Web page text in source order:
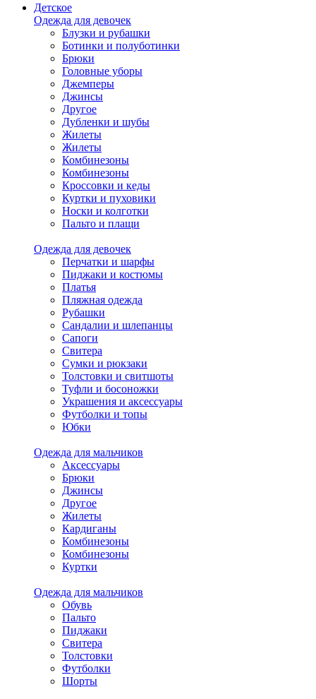
Детское
Одежда для девочек
Блузки и рубашки
Ботинки и полуботинки
Брюки
Головные уборы
Джемперы
Джинсы
Другое
Дубленки и шубы
Жилеты
Жилеты
Комбинезоны
Комбинезоны
Кроссовки и кеды
Куртки и пуховики
Носки и колготки
Пальто и плащи
Одежда для девочек
Перчатки и шарфы
Пиджаки и костюмы
Платья
Пляжная одежда
Рубашки
Сандалии и шлепанцы
Сапоги
Свитера
Сумки и рюкзаки
Толстовки и свитшоты
Туфли и босоножки
Украшения и аксессуары
Футболки и топы
Юбки
Одежда для мальчиков
Аксессуары
Брюки
Джинсы
Другое
Жилеты
Кардиганы
Комбинезоны
Комбинезоны
Куртки
Одежда для мальчиков
Обувь
Пальто
Пиджаки
Свитера
Толстовки
Футболки
Шорты